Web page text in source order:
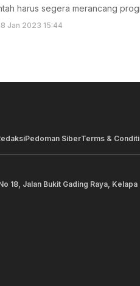
harus segera merancang
Jan 2023 15:44
Pedoman SiberTerms &
18, Jalan Bukit Gading Raya,